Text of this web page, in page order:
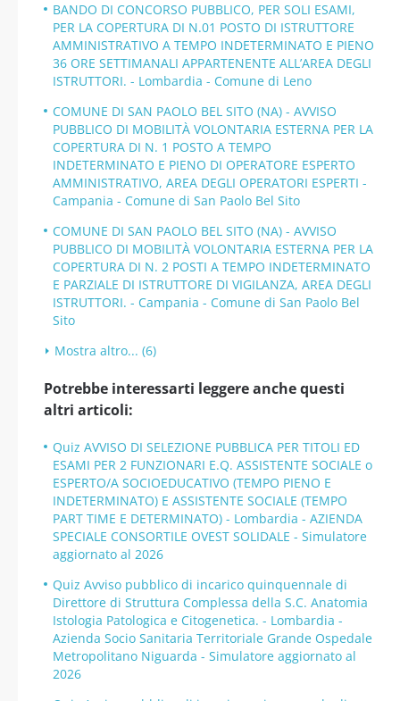
BANDO DI CONCORSO PUBBLICO, PER SOLI ESAMI,
PER LA COPERTURA DI N.01 POSTO DI ISTRUTTORE
AMMINISTRATIVO A TEMPO INDETERMINATO E PIENO
36 ORE SETTIMANALI APPARTENENTE ALL’AREA DEGLI
ISTRUTTORI. - Lombardia - Comune di Leno
COMUNE DI SAN PAOLO BEL SITO (NA) - AVVISO
PUBBLICO DI MOBILITÀ VOLONTARIA ESTERNA PER LA
COPERTURA DI N. 1 POSTO A TEMPO
INDETERMINATO E PIENO DI OPERATORE ESPERTO
AMMINISTRATIVO, AREA DEGLI OPERATORI ESPERTI -
Campania - Comune di San Paolo Bel Sito
COMUNE DI SAN PAOLO BEL SITO (NA) - AVVISO
PUBBLICO DI MOBILITÀ VOLONTARIA ESTERNA PER LA
COPERTURA DI N. 2 POSTI A TEMPO INDETERMINATO
E PARZIALE DI ISTRUTTORE DI VIGILANZA, AREA DEGLI
ISTRUTTORI. - Campania - Comune di San Paolo Bel
Sito
Mostra altro... (6)
Potrebbe interessarti leggere anche questi
altri articoli:
Quiz AVVISO DI SELEZIONE PUBBLICA PER TITOLI ED
ESAMI PER 2 FUNZIONARI E.Q. ASSISTENTE SOCIALE o
ESPERTO/A SOCIOEDUCATIVO (TEMPO PIENO E
INDETERMINATO) E ASSISTENTE SOCIALE (TEMPO
PART TIME E DETERMINATO) - Lombardia - AZIENDA
SPECIALE CONSORTILE OVEST SOLIDALE - Simulatore
aggiornato al 2026
Quiz Avviso pubblico di incarico quinquennale di
Direttore di Struttura Complessa della S.C. Anatomia
Istologia Patologica e Citogenetica. - Lombardia -
Azienda Socio Sanitaria Territoriale Grande Ospedale
Metropolitano Niguarda - Simulatore aggiornato al
2026